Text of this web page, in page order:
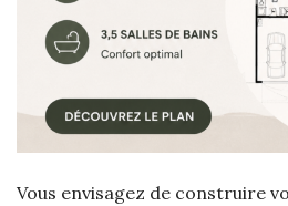
Vous envisagez de construire